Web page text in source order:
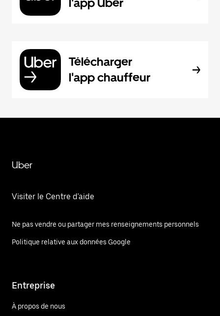
Télécharger
l'app chauffeur
Uber
Visiter le Centre d'aide
Ne pas vendre ou partager mes renseignements personnels
Politique relative aux données Google
Entreprise
À propos de nous